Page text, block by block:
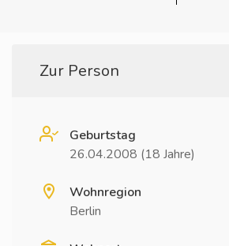
Zur Person
Geburtstag
26.04.2008 (18 Jahre)
Wohnregion
Berlin